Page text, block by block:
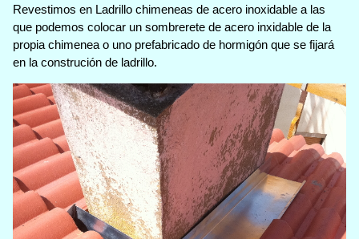
Revestimos en Ladrillo chimeneas de acero inoxidable a las
que podemos colocar un sombrerete de acero inxidable de la
propia chimenea o uno prefabricado de hormigón que se fijará
en la construción de ladrillo.